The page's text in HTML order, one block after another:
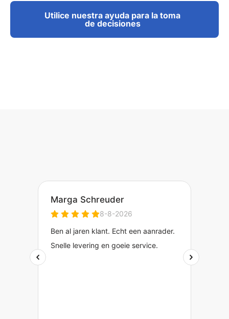
Utilice nuestra ayuda para la toma
de decisiones